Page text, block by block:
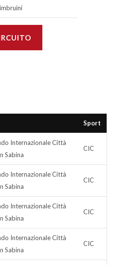
Sport
Internazionale Città
Sabina
CIC
Internazionale Città
Sabina
CIC
Internazionale Città
Sabina
CIC
Internazionale Città
Sabina
CIC